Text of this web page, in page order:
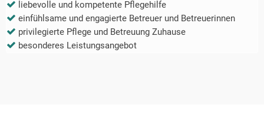
liebevolle und kompetente Pflegehilfe
einfühlsame und engagierte Betreuer und Betreuerinnen
privilegierte Pflege und Betreuung Zuhause
besonderes Leistungsangebot